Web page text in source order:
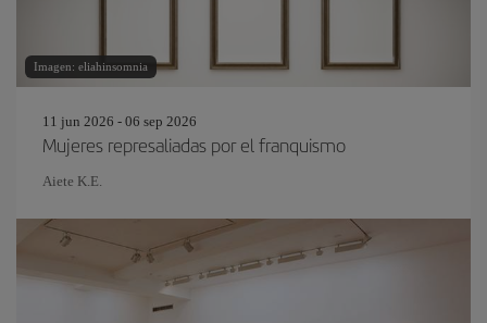
Imagen: eliahinsomnia
11 jun 2026 - 06 sep 2026
Mujeres represaliadas por el franquismo
Aiete K.E.